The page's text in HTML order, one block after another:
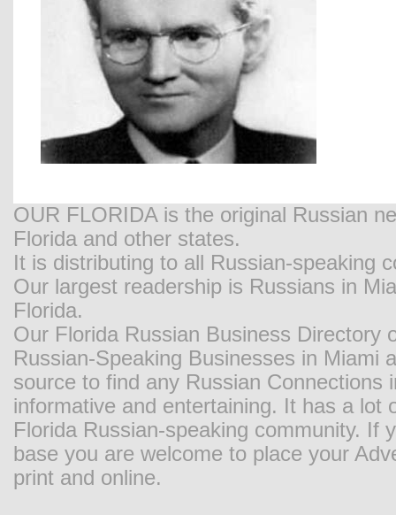
OUR FLORIDA is the original Russian
Florida and other states.
It is distributing to all Russian-speaking
Our largest readership is Russians in
Florida.
Our Florida Russian Business Directory
Russian-Speaking Businesses in Miami
source to find any Russian
informative and entertaining. It has a
Florida Russian-speaking community. If
base you are welcome to place your
print and online.